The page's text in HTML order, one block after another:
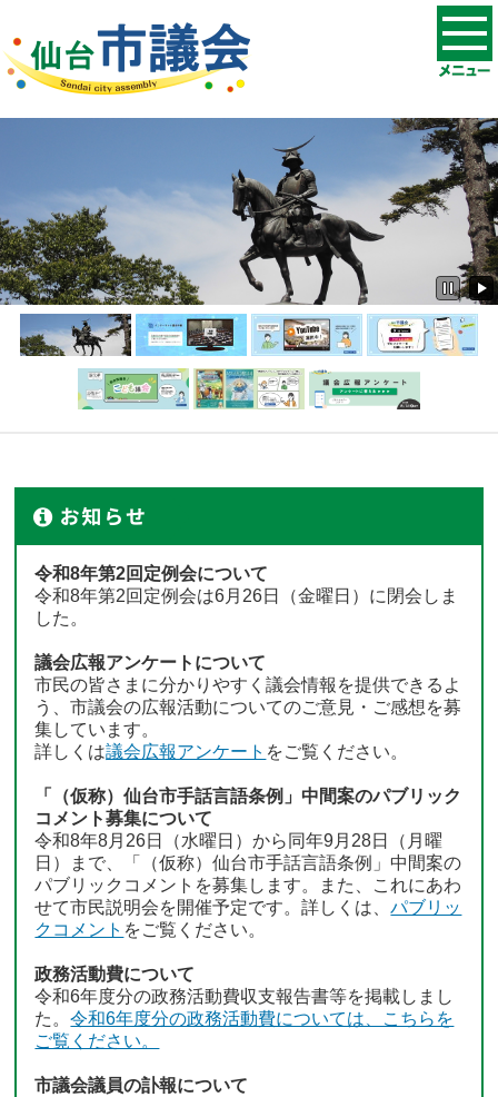
令和8年第2回定例会について
令和8年第2回定例会は6月26日（金曜日）に閉会しま
した。
議会広報アンケートについて
市民の皆さまに分かりやすく議会情報を提供できるよ
う、市議会の広報活動についてのご意見・ご感想を募
集しています。
詳しくは議会広報アンケート をご覧ください。
「（仮称）仙台市手話言語条例」中間案のパブリック
コメント募集について
令和8年8月26日（水曜日）から同年9月28日（月曜
日）まで、「（仮称）仙台市手話言語条例」中間案の
パブリックコメントを募集します。また、これにあわ
せて市民説明会を開催予定です。詳しくは、パブリッ
クコメント をご覧ください。
政務活動費について
令和6年度分の政務活動費収支報告書等を掲載しまし
た。令和6年度分の政務活動費については、こちらを
ご覧ください。
市議会議員の訃報について